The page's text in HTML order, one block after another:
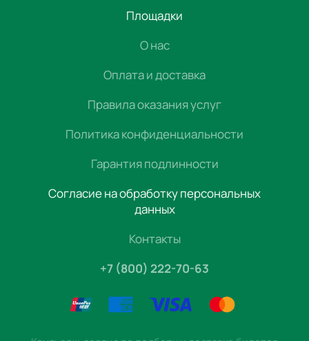
Площадки
О нас
Оплата и доставка
Правила оказания услуг
Политика конфиденциальности
Гарантия подлинности
Согласие на обработку персональных
данных
Контакты
+7 (800) 222-70-63